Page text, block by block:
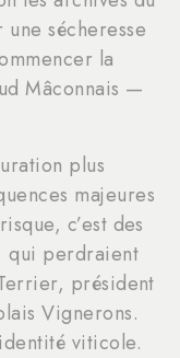
une sécheresse
la
Mâconnais —
plus
majeures
c’est des
qui perdraient
président
Vignerons.
viticole.